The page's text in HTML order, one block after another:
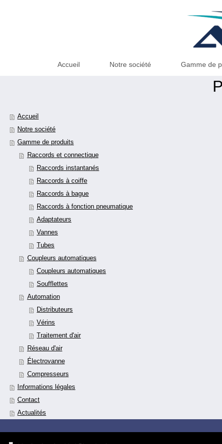
Accueil Notre société Gamme de
Accueil
Notre société
Gamme de produits
Raccords et connectique
Raccords instantanés
Raccords à coiffe
Raccords à bague
Raccords à fonction pneumatique
Adaptateurs
Vannes
Tubes
Coupleurs automatiques
Coupleurs automatiques
Soufflettes
Automation
Distributeurs
Vérins
Traitement d'air
Réseau d'air
Électrovanne
Compresseurs
Informations légales
Contact
Actualités